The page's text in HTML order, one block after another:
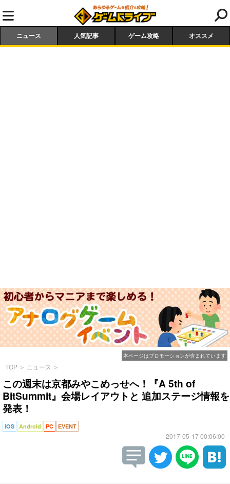
ニュース 人気記事 ゲーム攻略 オススメ
本ページはプロモーションが含まれています
TOP ＞ ニュース ＞
この週末は京都みやこめっせへ！『A 5th of
BitSummit』会場レイアウトと 追加ステージ情報を
発表！
iOS Android PC EVENT
2017-05-17 00:06:00